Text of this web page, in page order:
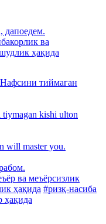
дапоедем.
ва
ҳақида
тиймаган
kishi ulton
will master you.
ва меъёрсизлик
ҳақида #ризқ-насиба
ҳақида